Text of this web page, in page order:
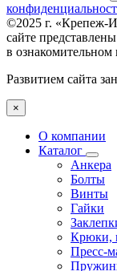
©2025 г. «Крепеж-
сайте представлены
в ознакомительном
Развитием сайта
×
О компании
Каталог
Анкера
Болты
Винты
Гайки
Крюки,
Пресс-